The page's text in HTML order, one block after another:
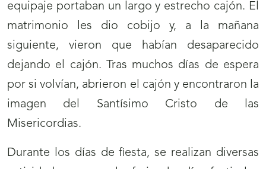
equipaje portaban un largo y estrecho cajón. El
matrimonio les dio cobijo y, a la mañana
siguiente, vieron que habían desaparecido
dejando el cajón. Tras muchos días de espera
por si volvían, abrieron el cajón y encontraron la
imagen del Santísimo Cristo de las
Misericordias.
Durante los días de fiesta, se realizan diversas